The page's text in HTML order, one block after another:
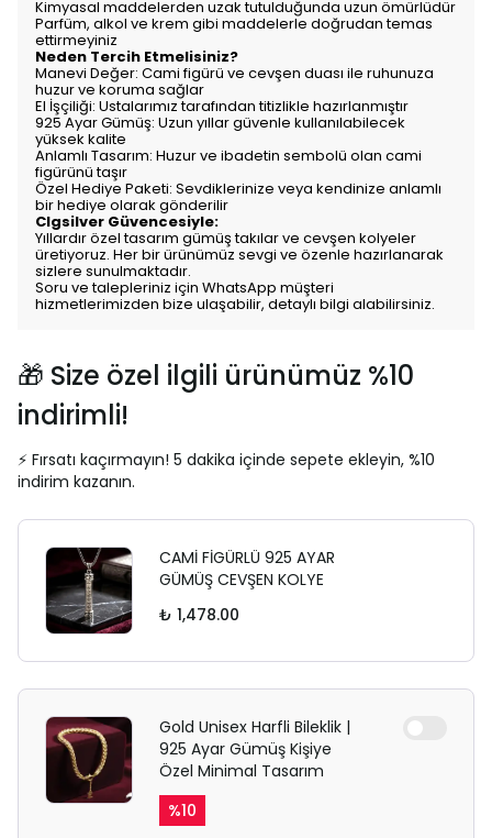
Kimyasal maddelerden uzak tutulduğunda uzun ömürlüdür
Parfüm, alkol ve krem gibi maddelerle doğrudan temas
ettirmeyiniz
Neden Tercih Etmelisiniz?
Manevi Değer: Cami figürü ve cevşen duası ile ruhunuza
huzur ve koruma sağlar
El İşçiliği: Ustalarımız tarafından titizlikle hazırlanmıştır
925 Ayar Gümüş: Uzun yıllar güvenle kullanılabilecek
yüksek kalite
Anlamlı Tasarım: Huzur ve ibadetin sembolü olan cami
figürünü taşır
Özel Hediye Paketi: Sevdiklerinize veya kendinize anlamlı
bir hediye olarak gönderilir
Clgsilver Güvencesiyle:
Yıllardır özel tasarım gümüş takılar ve cevşen kolyeler
üretiyoruz. Her bir ürünümüz sevgi ve özenle hazırlanarak
sizlere sunulmaktadır.
Soru ve talepleriniz için WhatsApp müşteri
hizmetlerimizden bize ulaşabilir, detaylı bilgi alabilirsiniz.
🎁 Size özel ilgili ürünümüz %10
indirimli!
⚡ Fırsatı kaçırmayın! 5 dakika içinde sepete ekleyin, %10
indirim kazanın.
CAMİ FİGÜRLÜ 925 AYAR
GÜMÜŞ CEVŞEN KOLYE
₺ 1,478.00
Gold Unisex Harfli Bileklik |
925 Ayar Gümüş Kişiye
Özel Minimal Tasarım
%10